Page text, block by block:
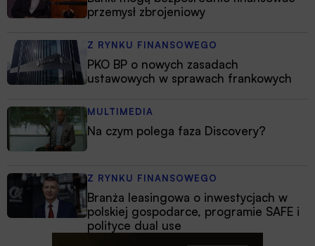
przemysł zbrojeniowy
Z RYNKU FINANSOWEGO
PKO BP o nowych zasadach
ustawowych w sprawach frankowych
MULTIMEDIA
Na czym polega faza Discovery?
Z RYNKU FINANSOWEGO
Branża leasingowa o inwestycjach w
polskiej gospodarce, programie SAFE i
polityce dual use